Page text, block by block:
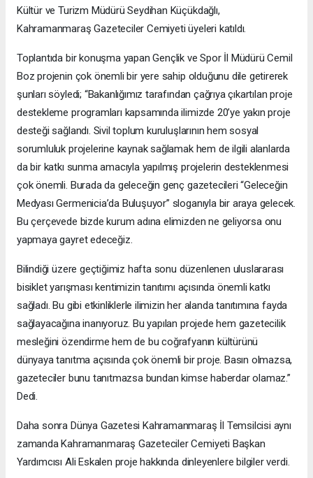
Kültür ve Turizm Müdürü Seydihan Küçükdağlı,
Kahramanmaraş Gazeteciler Cemiyeti üyeleri katıldı.
Toplantıda bir konuşma yapan Gençlik ve Spor İl Müdürü Cemil
Boz projenin çok önemli bir yere sahip olduğunu dile getirerek
şunları söyledi; “Bakanlığımız tarafından çağrıya çıkartılan proje
destekleme programları kapsamında ilimizde 20’ye yakın proje
desteği sağlandı. Sivil toplum kuruluşlarının hem sosyal
sorumluluk projelerine kaynak sağlamak hem de ilgili alanlarda
da bir katkı sunma amacıyla yapılmış projelerin desteklenmesi
çok önemli. Burada da geleceğin genç gazetecileri “Geleceğin
Medyası Germenicia’da Buluşuyor” sloganıyla bir araya gelecek.
Bu çerçevede bizde kurum adına elimizden ne geliyorsa onu
yapmaya gayret edeceğiz.
Bilindiği üzere geçtiğimiz hafta sonu düzenlenen uluslararası
bisiklet yarışması kentimizin tanıtımı açısında önemli katkı
sağladı. Bu gibi etkinliklerle ilimizin her alanda tanıtımına fayda
sağlayacağına inanıyoruz. Bu yapılan projede hem gazetecilik
mesleğini özendirme hem de bu coğrafyanın kültürünü
dünyaya tanıtma açısında çok önemli bir proje. Basın olmazsa,
gazeteciler bunu tanıtmazsa bundan kimse haberdar olamaz.”
Dedi.
Daha sonra Dünya Gazetesi Kahramanmaraş İl Temsilcisi aynı
zamanda Kahramanmaraş Gazeteciler Cemiyeti Başkan
Yardımcısı Ali Eskalen proje hakkında dinleyenlere bilgiler verdi.